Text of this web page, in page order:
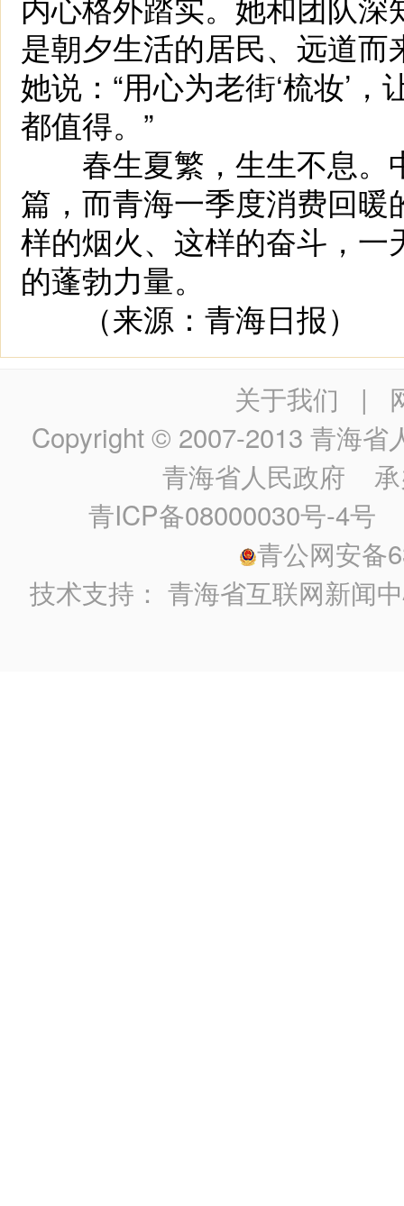
是朝夕生活的居民、远道
她说：“用心为老街‘梳妆’
都值得。”
春生夏繁，生生不息。
篇，而青海一季度消费回
样的烟火、这样的奋斗，
的蓬勃力量。
（来源：青海日报）
关于我们 |
Copyright © 2007-2013 青海省
青海省人民政府 承
青ICP备08000030号-4号
青公网安备
技术支持：青海省互联网新闻